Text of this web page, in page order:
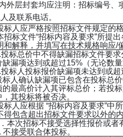
外层封套均应注明：招标编号、
及联系电话。
标人应严格按照招标文件规定的
招标文件“招标内容及要求”所提
和解释，并填写在技术规格响应/
投标总价中不得缺漏招标文件要
缺漏项达到或超过15%（无论数
投标人投标报价缺漏项未达到或
标人确认缺漏项已包含在投标总
的最高价计入其评标总价；若投
，其投标将被否决。
标人应根据 “招标内容及要求”中
得包含超出招标文件要求以外的
本次招标不接受选择性报价或者
不接受联合体投标。